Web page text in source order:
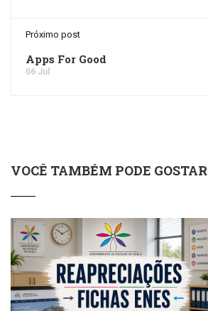
Próximo post
Apps For Good
06 Jul
VOCÊ TAMBÉM PODE GOSTAR